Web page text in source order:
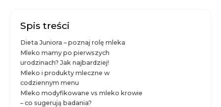
Spis treści
Dieta Juniora – poznaj rolę mleka
Mleko mamy po pierwszych
urodzinach? Jak najbardziej!
Mleko i produkty mleczne w
codziennym menu
Mleko modyfikowane vs mleko krowie
– co sugerują badania?